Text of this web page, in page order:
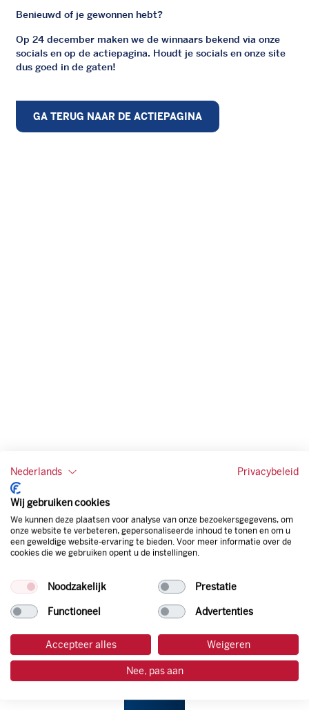
Benieuwd of je gewonnen hebt?
Op 24 december maken we de winnaars bekend via onze
socials en op de actiepagina. Houdt je socials en onze site
dus goed in de gaten!
GA TERUG NAAR DE ACTIEPAGINA
Bekijk het laatste nieuws
Bekijk al het nieuws
Nederlands Privacybeleid
Wij gebruiken cookies
We kunnen deze plaatsen voor analyse van onze bezoekersgegevens, om
onze website te verbeteren, gepersonaliseerde inhoud te tonen en om u
een geweldige website-ervaring te bieden. Voor meer informatie over de
cookies die we gebruiken opent u de instellingen.
Noodzakelijk Prestatie
Functioneel Advertenties
Accepteer alles Weigeren
Nee, pas aan